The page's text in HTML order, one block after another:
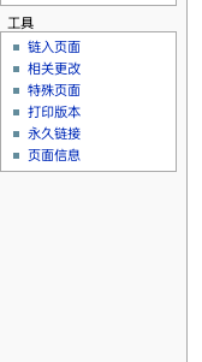
工具
链入页面
相关更改
特殊页面
打印版本
永久链接
页面信息